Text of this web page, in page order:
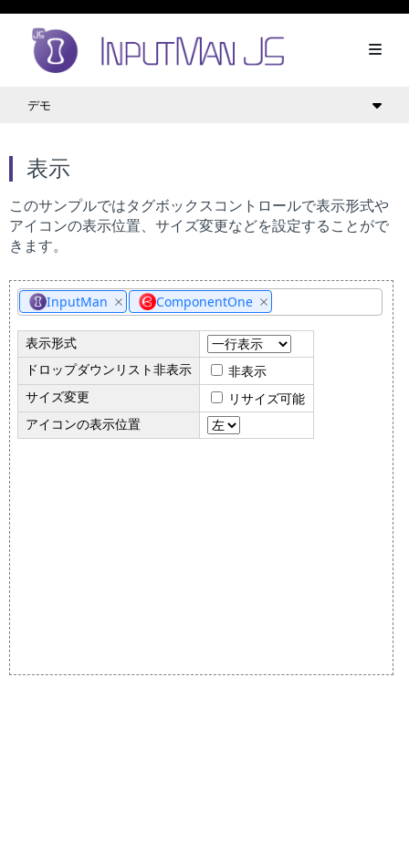
デモ
表示
このサンプルではタグボックスコントロールで表示形式や
アイコンの表示位置、サイズ変更などを設定することがで
きます。